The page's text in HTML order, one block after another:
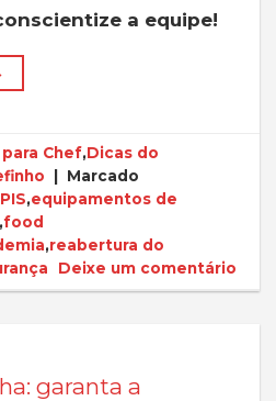
a equipe!
Chef,Dicas do
Marcado
,equipamentos de
,food
,reabertura do
Deixe um comentário
garanta a